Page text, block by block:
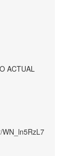
ACTUAL